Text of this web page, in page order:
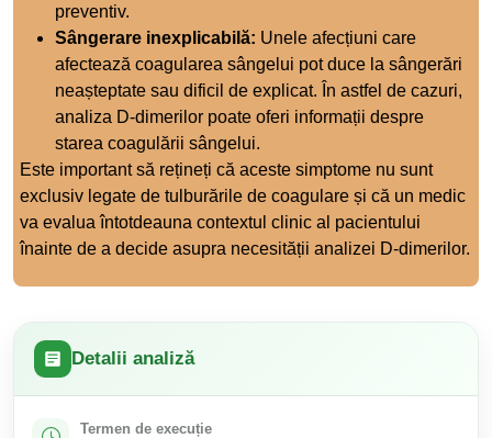
preventiv.
Sângerare inexplicabilă: Unele afecțiuni care
afectează coagularea sângelui pot duce la sângerări
neașteptate sau dificil de explicat. În astfel de cazuri,
analiza D-dimerilor poate oferi informații despre
starea coagulării sângelui.
Este important să rețineți că aceste simptome nu sunt
exclusiv legate de tulburările de coagulare și că un medic
va evalua întotdeauna contextul clinic al pacientului
înainte de a decide asupra necesității analizei D-dimerilor.
Detalii analiză
Termen de execuție